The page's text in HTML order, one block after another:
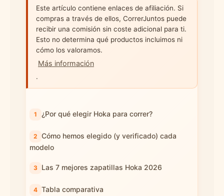
Este artículo contiene enlaces de afiliación. Si
compras a través de ellos, CorrerJuntos puede
recibir una comisión sin coste adicional para ti.
Esto no determina qué productos incluimos ni
cómo los valoramos.
Más información
.
¿Por qué elegir Hoka para correr?
Cómo hemos elegido (y verificado) cada
modelo
Las 7 mejores zapatillas Hoka 2026
Tabla comparativa